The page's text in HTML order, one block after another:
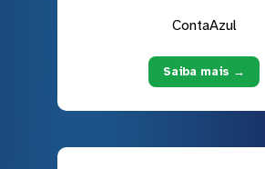
ContaAzul
Saiba mais →